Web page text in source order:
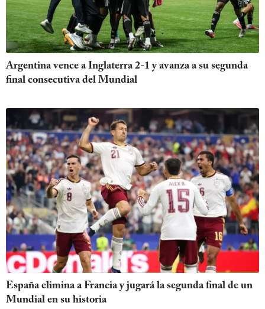
Argentina vence a Inglaterra 2-1 y avanza a su segunda
final consecutiva del Mundial
España elimina a Francia y jugará la segunda final de un
Mundial en su historia